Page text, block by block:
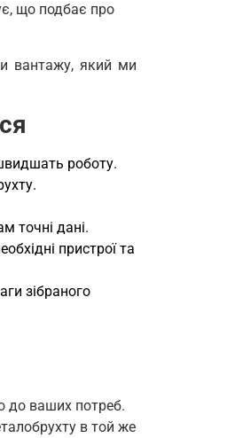
що подбає про
вантажу, який ми
роботу.
точні дані.
пристрої та
зібраного
до ваших потреб.
в той же